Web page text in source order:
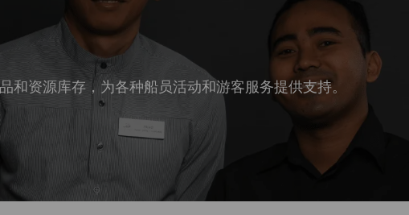
资源库存，为各种船员活动和游客服务提供支持。